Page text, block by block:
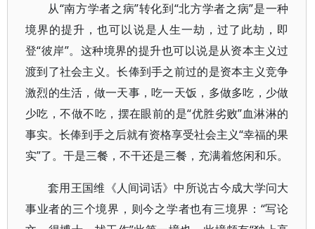
从“南方学者之病”转化到“北方学者之病”是一种
境界的提升，也可以说是人生一劫，过了此劫，即
登“彼岸”。这种境界的提升也可以说是从资本主义过
渡到了社会主义。长俸到手之前过的是资本主义竞争
激烈的生活，做一天事，吃一天饭，多做多吃，少做
少吃，不做不吃，摆在眼前的是“优胜劣败”血淋淋的
事实。长俸到手之后就有资格享受社会主义“幸福的果
实”了。干是三餐，不干还是三餐，充满着悠闲和乐。
套用王国维《人间词话》中所说古今成大学问大
事业者的三个境界，则今之学者也有三境界：“写论